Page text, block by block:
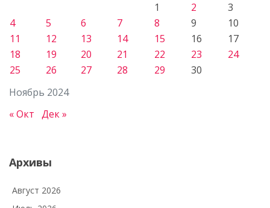
Ноябрь 2024
1
2
3
4
5 6 7 8 9
10
11
12 13 14 15 16
17
18
19 20 21 22 23
24
25
26 27 28 29 30
« Окт Дек »
Архивы
Август 2026